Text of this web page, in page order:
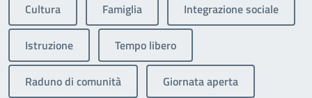
Cultura Famiglia Integrazione sociale
Istruzione Tempo libero
Raduno di comunità Giornata aperta